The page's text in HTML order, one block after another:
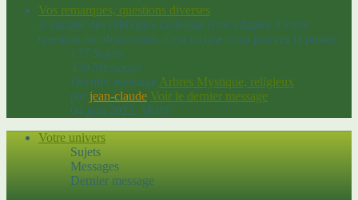
Vos remarques, questions diverses
si aucune des rubriques ci-dessus n'est adaptée à votre
question ou observation, c'est ici que vous pouvez la poster.
137 Sujets
339 Messages
Dernier message Arbres Mystique, religieux
par jean-claude Voir le dernier message
04 juin 2022, 18:03
Votre univers
Sujets
Messages
Dernier message